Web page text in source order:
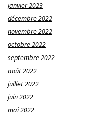
janvier 2023
décembre 2022
novembre 2022
octobre 2022
septembre 2022
août 2022
juillet 2022
juin 2022
mai 2022